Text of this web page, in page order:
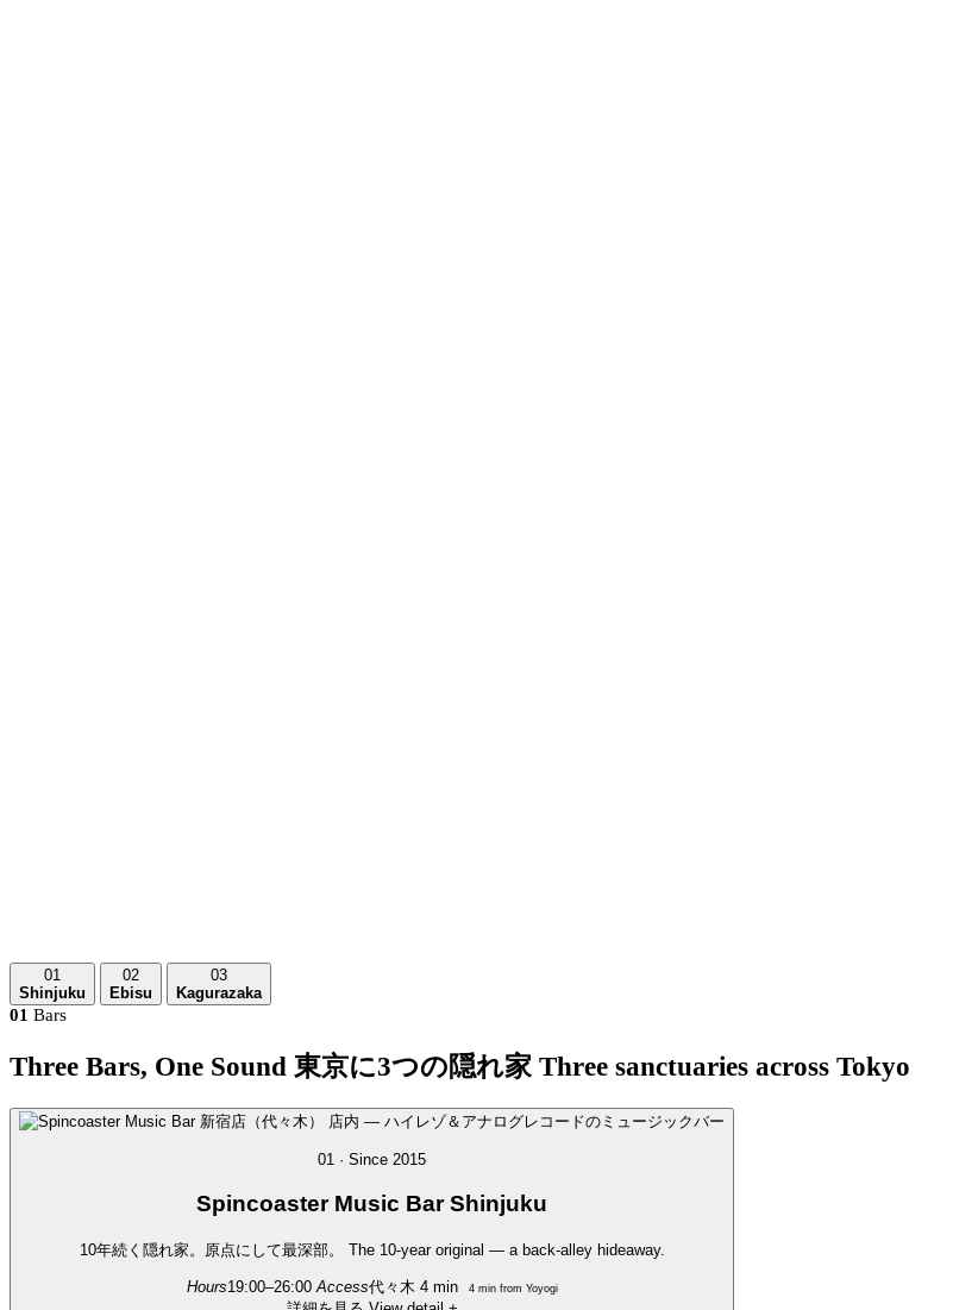
01
Shinjuku
02
Ebisu
03
Kagurazaka
01 Bars
Three Bars, One Sound 東京に3つの隠れ家 Three sanctuaries across Tokyo
01 · Since 2015
SpincoasterMusic Bar Shinjuku
10年続く隠れ家。原点にして最深部。 The 10-year original — a back-alley hideaway.
Hours19:00–26:00 Access代々木 4 min4 min from Yoyogi